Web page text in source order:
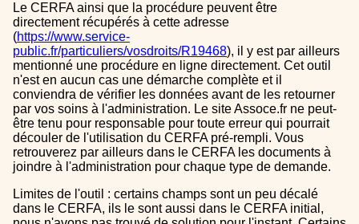
Le CERFA ainsi que la procédure peuvent être
directement récupérés à cette adresse
(https://www.service-
public.fr/particuliers/vosdroits/R19468), il y est par ailleurs
mentionné une procédure en ligne directement. Cet outil
n'est en aucun cas une démarche complète et il
conviendra de vérifier les données avant de les retourner
par vos soins à l'administration. Le site Assoce.fr ne peut-
être tenu pour responsable pour toute erreur qui pourrait
découler de l'utilisation du CERFA pré-rempli. Vous
retrouverez par ailleurs dans le CERFA les documents à
joindre à l'administration pour chaque type de demande.
Limites de l'outil : certains champs sont un peu décalé
dans le CERFA, ils le sont aussi dans le CERFA initial,